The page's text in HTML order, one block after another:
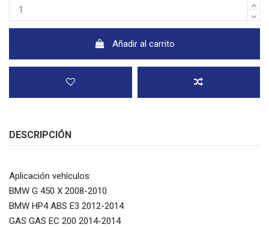
Añadir al carrito
DESCRIPCIÓN
Aplicación vehículos:
BMW G 450 X 2008-2010
BMW HP4 ABS E3 2012-2014
GAS GAS EC 200 2014-2014